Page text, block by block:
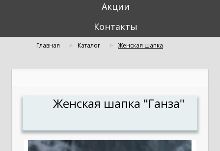
Акции
Контакты
Главная Каталог Женская шапка
Женская шапка "Ганза"